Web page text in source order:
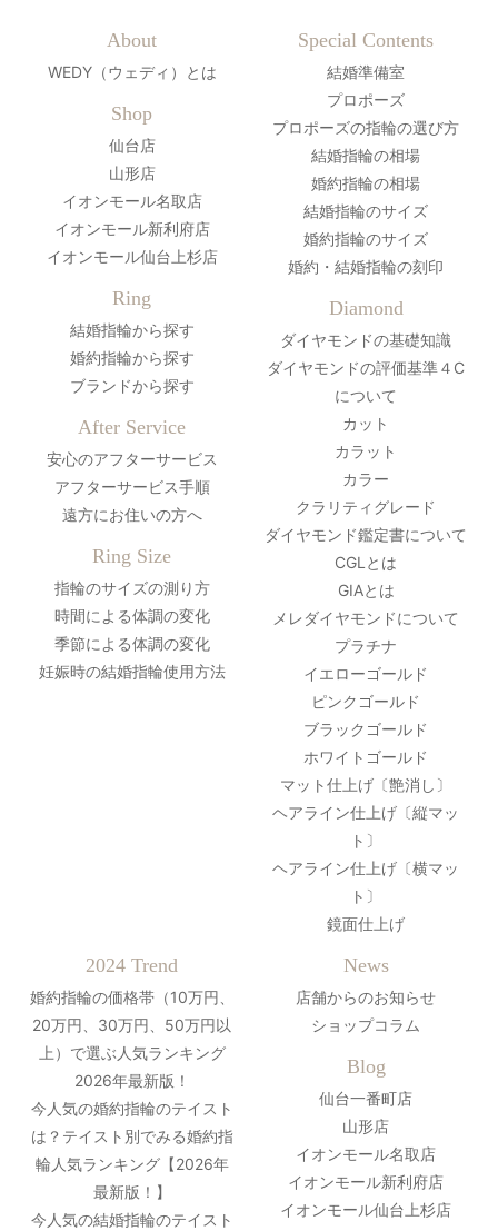
About
WEDY（ウェディ）とは
Shop
仙台店
山形店
イオンモール名取店
イオンモール新利府店
イオンモール仙台上杉店
Ring
結婚指輪から探す
婚約指輪から探す
ブランドから探す
After Service
安心のアフターサービス
アフターサービス手順
遠方にお住いの方へ
Ring Size
指輪のサイズの測り方
時間による体調の変化
季節による体調の変化
妊娠時の結婚指輪使用方法
Special Contents
結婚準備室
プロポーズ
プロポーズの指輪の選び方
結婚指輪の相場
婚約指輪の相場
結婚指輪のサイズ
婚約指輪のサイズ
婚約・結婚指輪の刻印
Diamond
ダイヤモンドの基礎知識
ダイヤモンドの評価基準４C
について
カット
カラット
カラー
クラリティグレード
ダイヤモンド鑑定書について
CGLとは
GIAとは
メレダイヤモンドについて
プラチナ
イエローゴールド
ピンクゴールド
ブラックゴールド
ホワイトゴールド
マット仕上げ〔艶消し〕
ヘアライン仕上げ〔縦マッ
ト〕
ヘアライン仕上げ〔横マッ
ト〕
鏡面仕上げ
2024 Trend
婚約指輪の価格帯（10万円、
20万円、30万円、50万円以
上）で選ぶ人気ランキング
2026年最新版！
今人気の婚約指輪のテイスト
は？テイスト別でみる婚約指
輪人気ランキング【2026年
最新版！】
今人気の結婚指輪のテイスト
News
店舗からのお知らせ
ショップコラム
Blog
仙台一番町店
山形店
イオンモール名取店
イオンモール新利府店
イオンモール仙台上杉店